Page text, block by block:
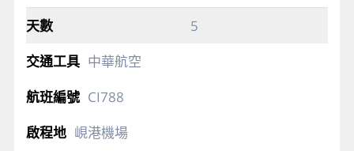
5
中華航空
CI788
峴港機場